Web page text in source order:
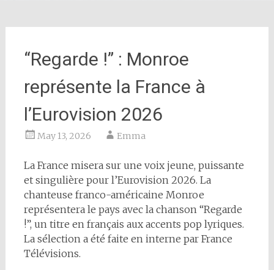
“Regarde !” : Monroe
représente la France à
l’Eurovision 2026
May 13, 2026 Emma
La France misera sur une voix jeune, puissante
et singulière pour l’Eurovision 2026. La
chanteuse franco-américaine Monroe
représentera le pays avec la chanson “Regarde
!”, un titre en français aux accents pop lyriques.
La sélection a été faite en interne par France
Télévisions.